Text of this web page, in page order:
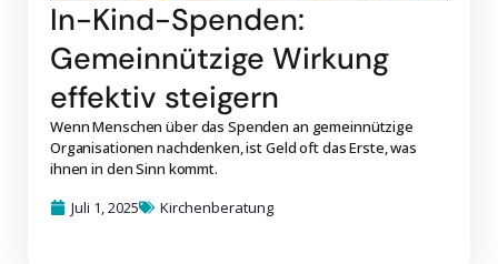
In-Kind-Spenden:
Gemeinnützige Wirkung
effektiv steigern
Wenn Menschen über das Spenden an gemeinnützige
Organisationen nachdenken, ist Geld oft das Erste, was
ihnen in den Sinn kommt.
Juli 1, 2025
Kirchenberatung